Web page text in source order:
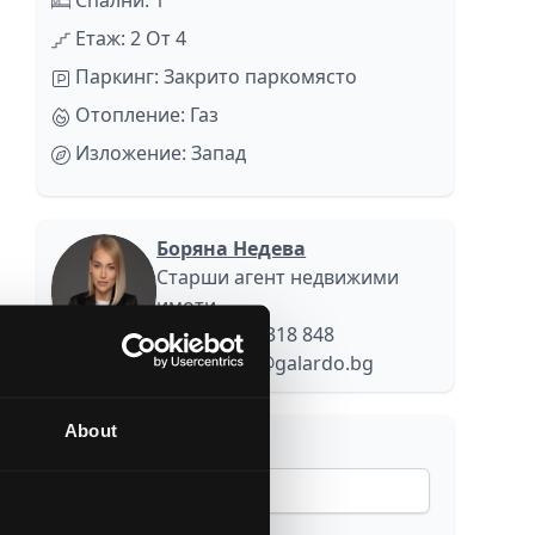
About
Етаж: 2 От 4
Паркинг: Закрито паркомясто
Отопление: Газ
Изложение: Запад
Боряна Недева
Старши агент недвижими
имоти
+ 359 884 318 848
b.nedeva@galardo.bg